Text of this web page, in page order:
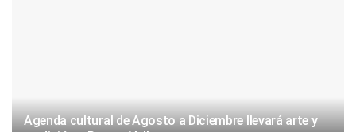
Agenda cultural de Agosto a Diciembre llevará arte y